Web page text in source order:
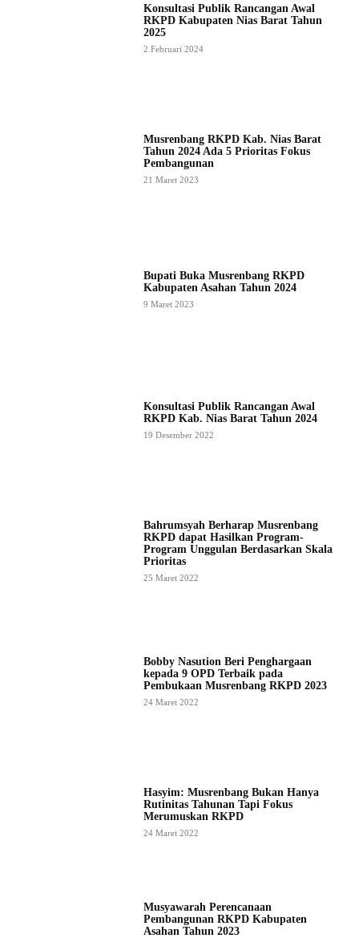
Konsultasi Publik Rancangan Awal
RKPD Kabupaten Nias Barat Tahun
2025
2 Februari 2024
Musrenbang RKPD Kab. Nias Barat
Tahun 2024 Ada 5 Prioritas Fokus
Pembangunan
21 Maret 2023
Bupati Buka Musrenbang RKPD
Kabupaten Asahan Tahun 2024
9 Maret 2023
Konsultasi Publik Rancangan Awal
RKPD Kab. Nias Barat Tahun 2024
19 Desember 2022
Bahrumsyah Berharap Musrenbang
RKPD dapat Hasilkan Program-
Program Unggulan Berdasarkan Skala
Prioritas
25 Maret 2022
Bobby Nasution Beri Penghargaan
kepada 9 OPD Terbaik pada
Pembukaan Musrenbang RKPD 2023
24 Maret 2022
Hasyim: Musrenbang Bukan Hanya
Rutinitas Tahunan Tapi Fokus
Merumuskan RKPD
24 Maret 2022
Musyawarah Perencanaan
Pembangunan RKPD Kabupaten
Asahan Tahun 2023